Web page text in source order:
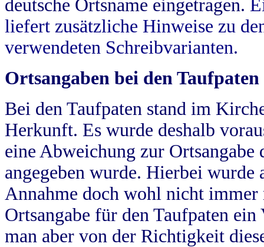
deutsche Ortsname eingetragen.
liefert zusätzliche Hinweise zu
verwendeten Schreibvarianten.
Ortsangaben bei den Taufpaten
Bei den Taufpaten stand im
Herkunft. Es wurde deshalb
eine Abweichung zur
angegeben wurde. Hierbei wurde
Annahme doch wohl nicht
Ortsangabe für den Taufpaten
man aber von der Richtigkeit